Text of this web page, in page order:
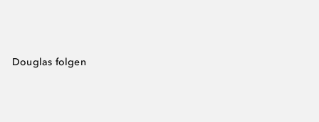
Douglas folgen